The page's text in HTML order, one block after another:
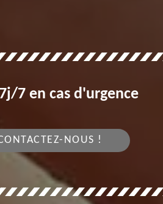
7 en cas d'urgence
NOUS !